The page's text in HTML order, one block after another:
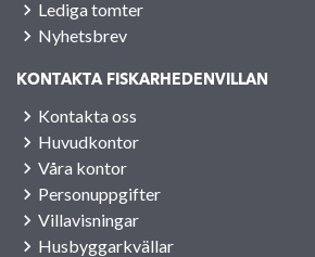
Lediga tomter
Nyhetsbrev
KONTAKTA FISKARHEDENVILLAN
Kontakta oss
Huvudkontor
Våra kontor
Personuppgifter
Villavisningar
Husbyggarkvällar